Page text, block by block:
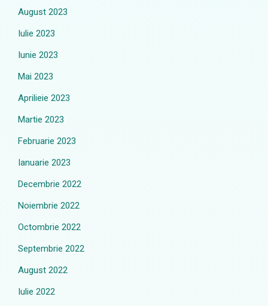
August 2023
Iulie 2023
Iunie 2023
Mai 2023
Aprilieie 2023
Martie 2023
Februarie 2023
Ianuarie 2023
Decembrie 2022
Noiembrie 2022
Octombrie 2022
Septembrie 2022
August 2022
Iulie 2022